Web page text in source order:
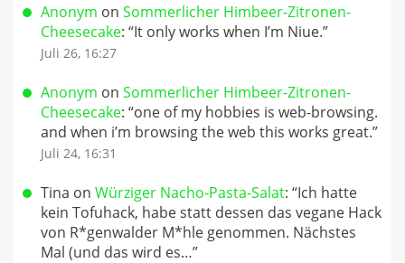
Anonym on Sommerlicher Himbeer-Zitronen-
Cheesecake: “It only works when I’m Niue.”
Juli 26, 16:27
Anonym on Sommerlicher Himbeer-Zitronen-
Cheesecake: “one of my hobbies is web-browsing.
and when i’m browsing the web this works great.”
Juli 24, 16:31
Tina on Würziger Nacho-Pasta-Salat: “Ich hatte
kein Tofuhack, habe statt dessen das vegane Hack
von R*genwalder M*hle genommen. Nächstes
Mal (und das wird es…”